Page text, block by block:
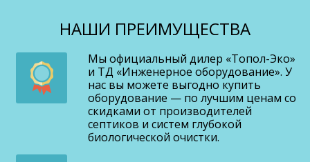
НАШИ ПРЕИМУЩЕСТВА
Мы официальный дилер «Топол-Эко»
и ТД «Инженерное оборудование». У
нас вы можете выгодно купить
оборудование — по лучшим ценам со
скидками от производителей
септиков и систем глубокой
биологической очистки.